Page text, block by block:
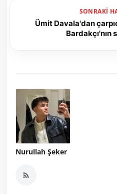
SONRAKI
Ümit Davala'dan
Bardakçı'nın
Nurullah Şeker